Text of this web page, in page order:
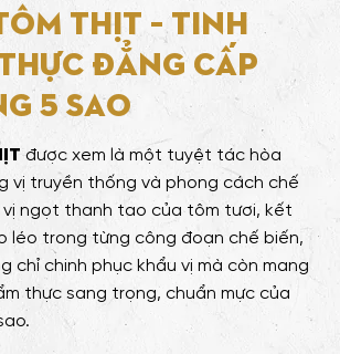
Thịt – Tinh
Đẳng Cấp
5 Sao
được xem là một tuyệt tác hòa
vị truyền thống và phong cách chế
vị ngọt thanh tao của tôm tươi, kết
léo trong từng công đoạn chế biến,
chỉ chinh phục khẩu vị mà còn mang
thực sang trọng, chuẩn mực của